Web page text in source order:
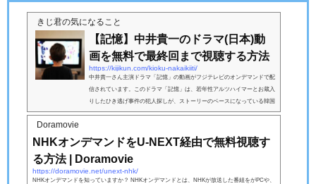
きじ君の気になること
【記憶】中井貴一のドラマ(日本)動
画を無料で最終回まで視聴する方法
https://kijikun.com/kioku-nakaikiiti/
中井貴一さん主演ドラマ「記憶」の動画がフジテレビのオンデマンドで配
信されています。このドラマ「記憶」は、若年性アルツハイマーとお蔵入
りしたひき逃げ事件の犯人探しが、ストーリーのベースになっている韓国
ドラマ『記憶〜愛する人へ〜』のリメイク版です。201...
Doramovie
NHKオンデマンドをU-NEXT経由で無料視聴す
る方法 | Doramovie
https://doramovie.net/unext-nhk/
NHKオンデマンドを知っていますか？ NHKオンデマンドとは、NHKが放送した番組をがPCや、